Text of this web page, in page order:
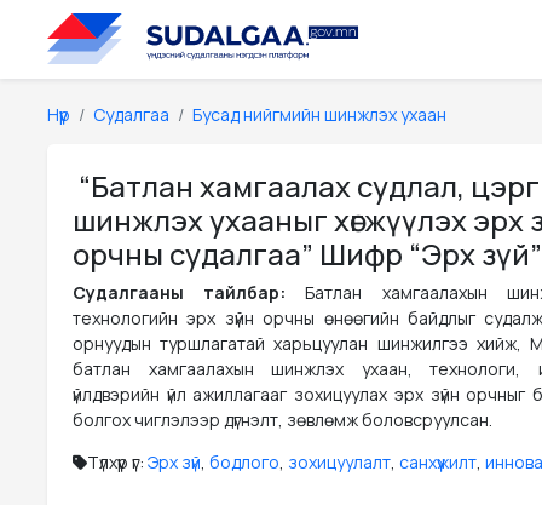
Нүүр Судалгаа Бусад нийгмийн шинжлэх ухаан
“Батлан хамгаалах судлал,
шинжлэх ухааныг хөгжүүлэх эрх
орчны судалгаа” Шифр “Эрх зүй”
Судалгааны тайлбар:Батлан хамгаалахын
технологийн эрх зүйн орчны өнөөгийн байдлыг
орнуудын туршлагатай харьцуулан шинжилгээ хийж,
батлан хамгаалахын шинжлэх ухаан, технологи,
үйлдвэрийн үйл ажиллагааг зохицуулах эрх зүйн орчныг
болгох чиглэлээр дүгнэлт, зөвлөмж боловсруулсан.
Түлхүүр үг: Эрх зүй, бодлого, зохицуулалт, санхүүжилт,